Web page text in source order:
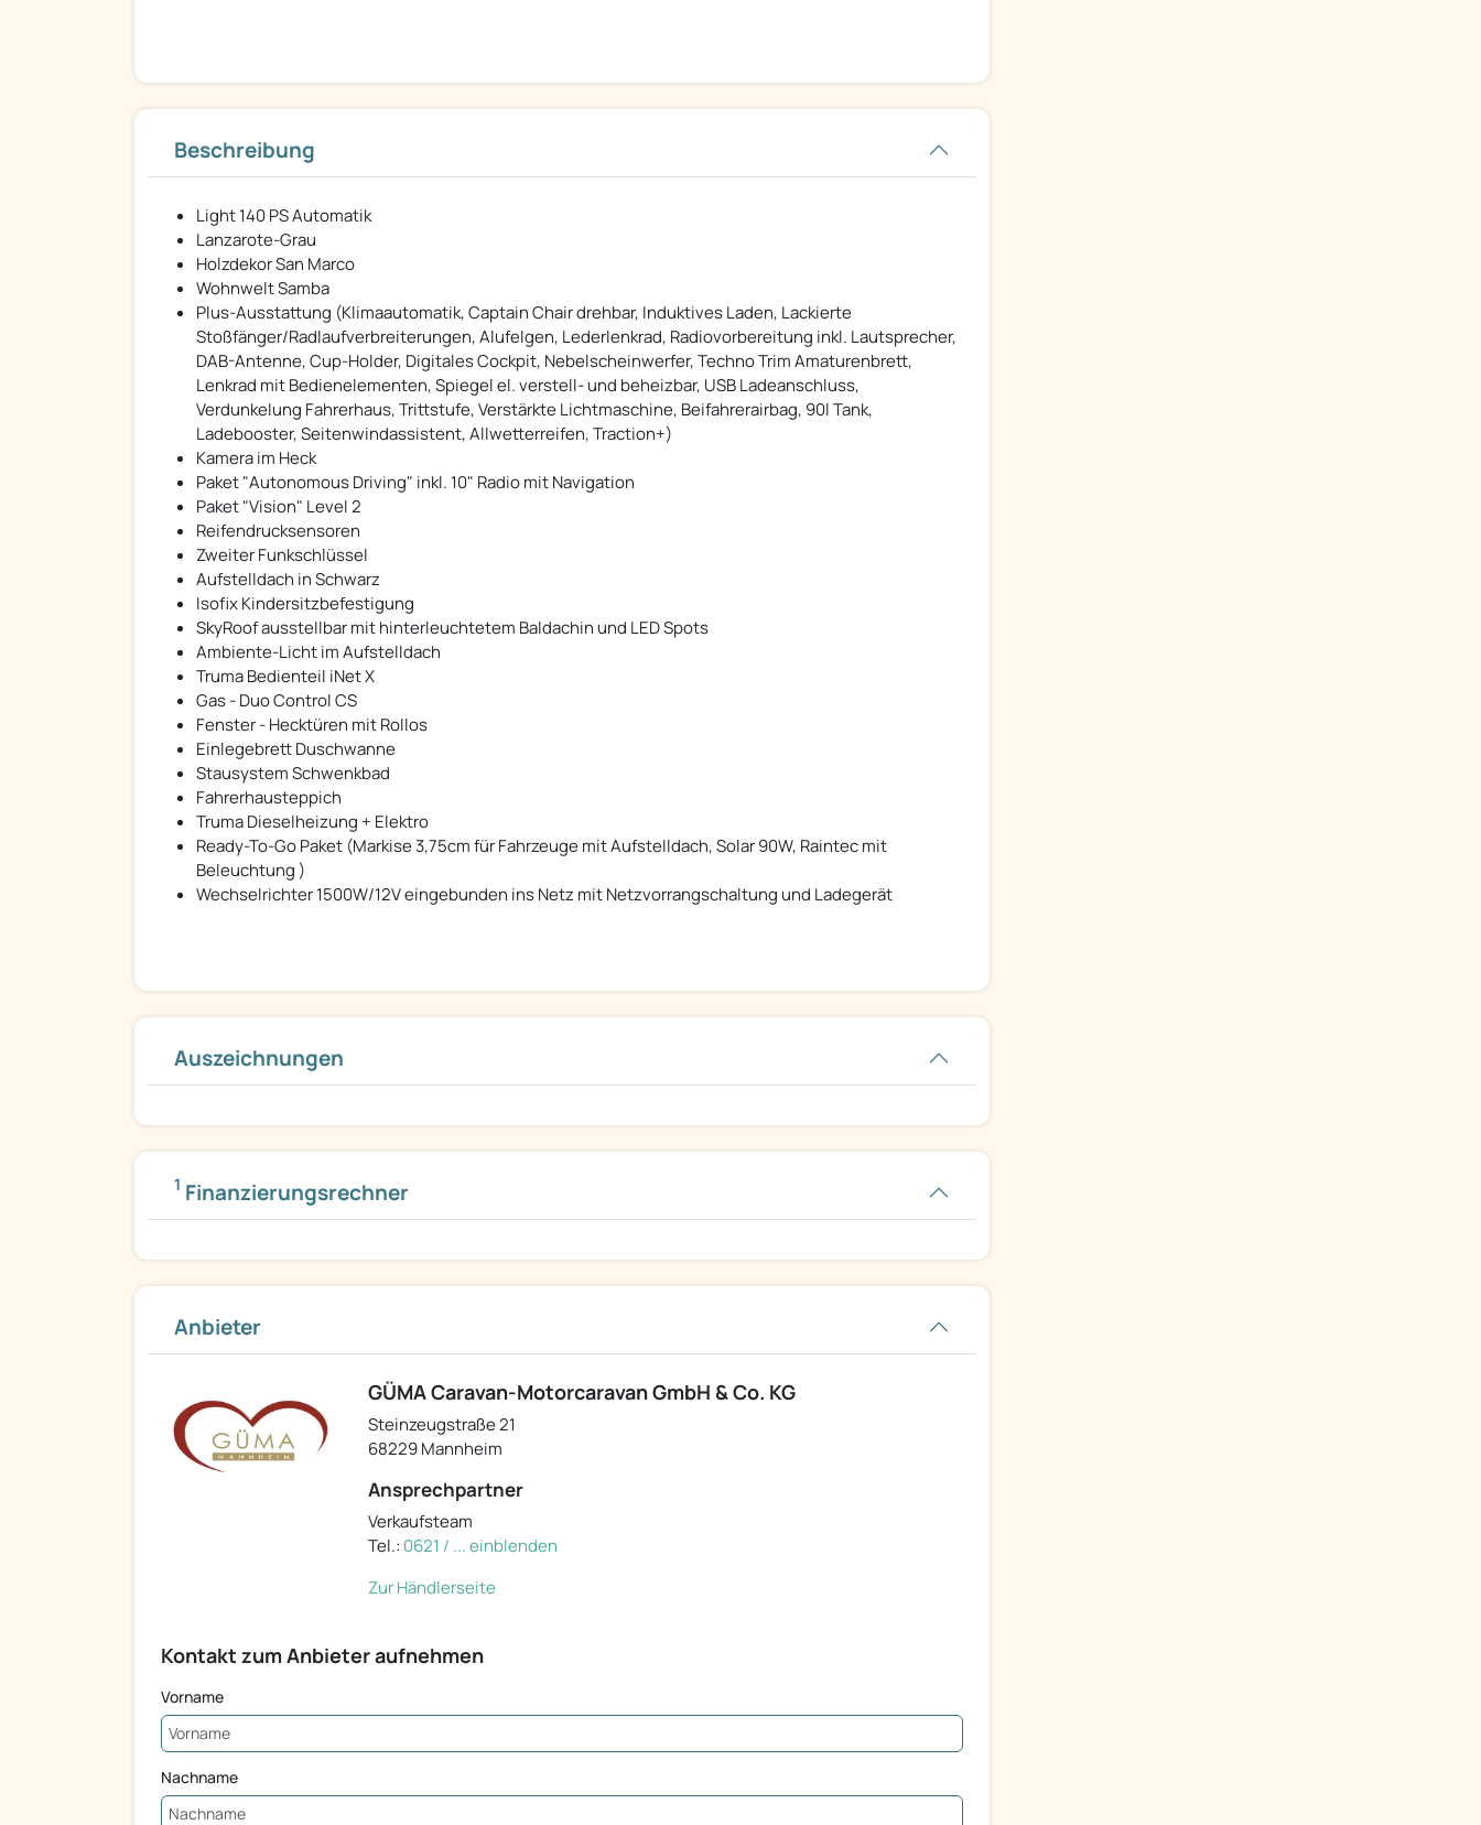
Beschreibung
Light 140 PS Automatik
Lanzarote-Grau
Holzdekor San Marco
Wohnwelt Samba
Plus-Ausstattung (Klimaautomatik, Captain Chair drehbar, Induktives Laden, Lackierte
Stoßfänger/Radlaufverbreiterungen, Alufelgen, Lederlenkrad, Radiovorbereitung inkl. Lautsprecher,
DAB-Antenne, Cup-Holder, Digitales Cockpit, Nebelscheinwerfer, Techno Trim Amaturenbrett,
Lenkrad mit Bedienelementen, Spiegel el. verstell- und beheizbar, USB Ladeanschluss,
Verdunkelung Fahrerhaus, Trittstufe, Verstärkte Lichtmaschine, Beifahrerairbag, 90l Tank,
Ladebooster, Seitenwindassistent, Allwetterreifen, Traction+)
Kamera im Heck
Paket "Autonomous Driving" inkl. 10" Radio mit Navigation
Paket "Vision" Level 2
Reifendrucksensoren
Zweiter Funkschlüssel
Aufstelldach in Schwarz
Isofix Kindersitzbefestigung
SkyRoof ausstellbar mit hinterleuchtetem Baldachin und LED Spots
Ambiente-Licht im Aufstelldach
Truma Bedienteil iNet X
Gas - Duo Control CS
Fenster - Hecktüren mit Rollos
Einlegebrett Duschwanne
Stausystem Schwenkbad
Fahrerhausteppich
Truma Dieselheizung + Elektro
Ready-To-Go Paket (Markise 3,75cm für Fahrzeuge mit Aufstelldach, Solar 90W, Raintec mit
Beleuchtung )
Wechselrichter 1500W/12V eingebunden ins Netz mit Netzvorrangschaltung und Ladegerät
Auszeichnungen
1 Finanzierungsrechner
Anbieter
GÜMA Caravan-Motorcaravan GmbH & Co. KG
Steinzeugstraße 21
68229 Mannheim
Ansprechpartner
Verkaufsteam
Tel.: 0621 / ... einblenden
Zur Händlerseite
Kontakt zum Anbieter aufnehmen
Vorname
Nachname